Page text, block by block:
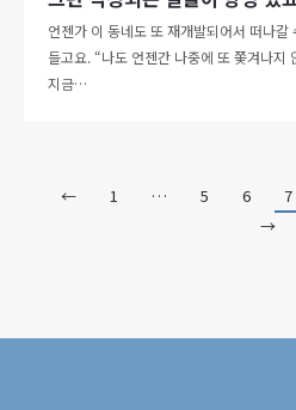
언젠가 이 동네도 또 재개발되어서 떠나갈
들고요. “나도 언젠간 나중에 또 쫓겨나지
지금…
← 1 … 5 6 7
→